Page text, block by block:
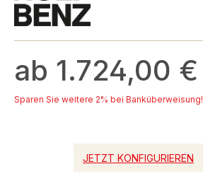
ab 1.724,00 €
Sparen Sie weitere 2% bei Banküberweisung!
JETZT KONFIGURIEREN